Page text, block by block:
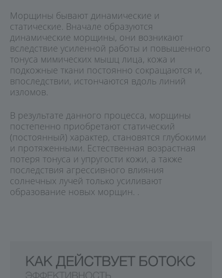
Морщины бывают динамические и
статические. Вначале образуются
динамические морщины, они возникают
вследствие усиленной работы и повышенного
тонуса мимических мышц лица, кожа и
подкожные ткани постоянно сокращаются и,
впоследствии, истончаются вдоль линий
изломов.
В результате данного процесса, морщины
постепенно приобретают статический
(постоянный) характер, становятся глубокими
и протяженными. Естественная возрастная
потеря тонуса и упругости кожи, а также
последствия агрессивного влияния
солнечных лучей только усиливают
образование новых морщин. .